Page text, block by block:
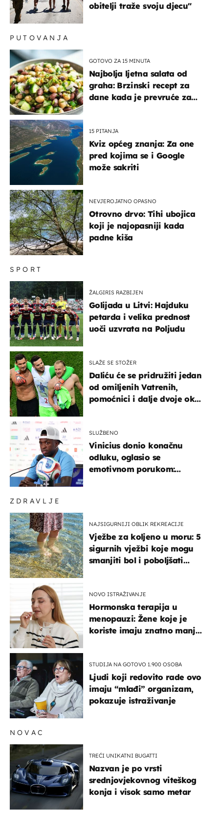
obitelji traže svoju djecu"
ZDRAVLJE
NAJSIGURNIJI OBLIK REKREACIJE
Vježbe za koljeno u moru: 5
sigurnih vježbi koje mogu
smanjiti bol i poboljšati
NOVO ISTRAŽIVANJE
Hormonska terapija u
menopauzi: Žene koje je
koriste imaju znatno manji
STUDIJA NA GOTOVO 1.900 OSOBA
Ljudi koji redovito rade ovo
imaju “mlađi” organizam,
pokazuje istraživanje
SPORT
ŽALGIRIS RAZBIJEN
Golijada u Litvi: Hajduku
petarda i velika prednost
uoči uzvrata na Poljudu
SLAŽE SE STOŽER
Daliću će se pridružiti jedan
od omiljenih Vatrenih,
pomoćnici i dalje dvoje oko
SLUŽBENO
Vinicius donio konačnu
odluku, oglasio se
emotivnom porukom:
PUTOVANJA
GOTOVO ZA 15 MINUTA
Najbolja ljetna salata od
graha: Brzinski recept za
dane kada je prevruće za
15 PITANJA
Kviz općeg znanja: Za one
pred kojima se i Google
može sakriti
NEVJEROJATNO OPASNO
Otrovno drvo: Tihi ubojica
koji je najopasniji kada
padne kiša
NOVAC
TREĆI UNIKATNI BUGATTI
Nazvan je po vrsti
srednjovjekovnog viteškog
konja i visok samo metar